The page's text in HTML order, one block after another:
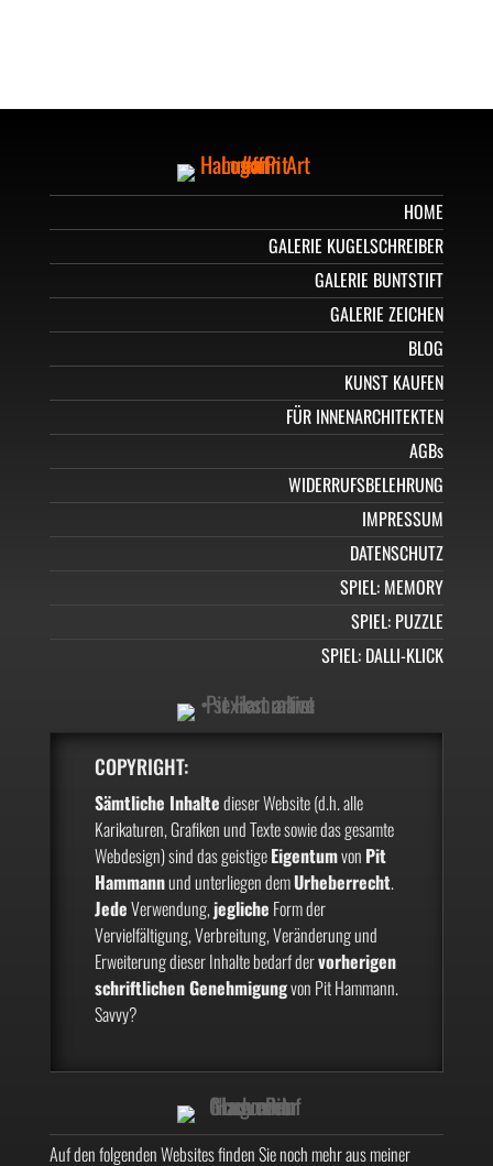
HOME
GALERIE KUGELSCHREIBER
GALERIE BUNTSTIFT
GALERIE ZEICHEN
BLOG
KUNST KAUFEN
FÜR INNENARCHITEKTEN
AGBs
WIDERRUFSBELEHRUNG
IMPRESSUM
DATENSCHUTZ
SPIEL: MEMORY
SPIEL: PUZZLE
SPIEL: DALLI-KLICK
COPYRIGHT:
Sämtliche Inhaltedieser Website (d.h. alle
Karikaturen, Grafiken und Texte sowie das gesamte
Webdesign) sind das geistigeEigentumvon Pit
Hammannund unterliegen demUrheberrecht.
JedeVerwendung,jegliche Form der
Vervielfältigung, Verbreitung, Veränderung und
Erweiterung dieser Inhalte bedarf dervorherigen
schriftlichen Genehmigungvon Pit Hammann.
Savvy?
Auf den folgenden Websites finden Sie noch mehr aus meiner